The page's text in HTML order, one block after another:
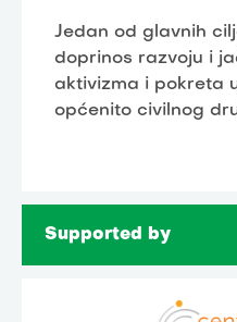
Jedan od glavnih
doprinos razvoju i
aktivizma i pokreta
općenito civilnog
Supported by